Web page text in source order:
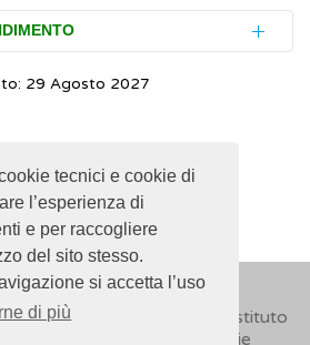
tecnici e cookie di
l’esperienza di
e per raccogliere
del sito stesso.
si accetta l’uso
di più
therapy(Inglese)
Malati di Cancro,
La radioterapia
per la Ricerca sul
Radioterapia
Energy Agency (IAEA).
29 Agosto 2027
(10 Votes)
sviluppato e gestito dall’Istituto
Cookie